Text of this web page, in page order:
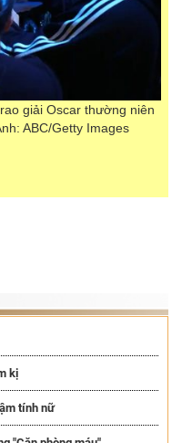
giải Oscar thường niên
ABC/Getty Images
kị
tính nữ